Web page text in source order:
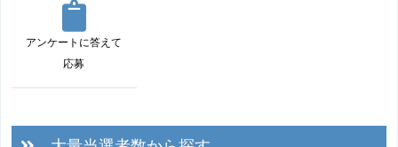
アンケートに答えて
応募